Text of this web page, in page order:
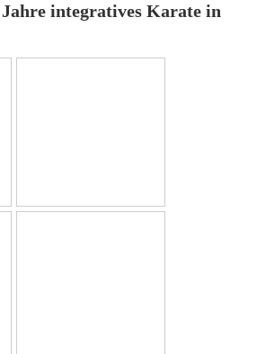
integratives Karate in